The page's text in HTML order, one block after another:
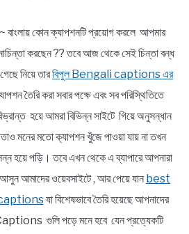
বাংলায় কোন ক্যাপশনটি প্রয়োগ করলে আপমার
করছেন ?? তবে আজ থেকে সেই চিন্তা বন্ধ
নিয়ে তারবিপুল Bengali captions এর
তৈরি করা সবার পক্ষে এবং সব পরিস্থিতিতে
হয়ে আমরা বিভিন্ন সাইটে গিয়ে অনুসন্ধান
মনের মতো ক্যাপশন খুঁজে পাওয়া যায় না তখন
হয়ে পড়ি। তবে এখন থেকে এ ব্যাপারে আপনারা
আমাদের ওয়েবসাইটে , আর পেয়ে যান best
যা বিশেষভাবে তৈরি হয়েছে আপনাদের
Captions গুলি পড়ে মনে হবে যেন প্রত্যেকটি